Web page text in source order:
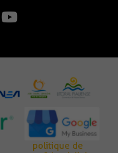
politique de